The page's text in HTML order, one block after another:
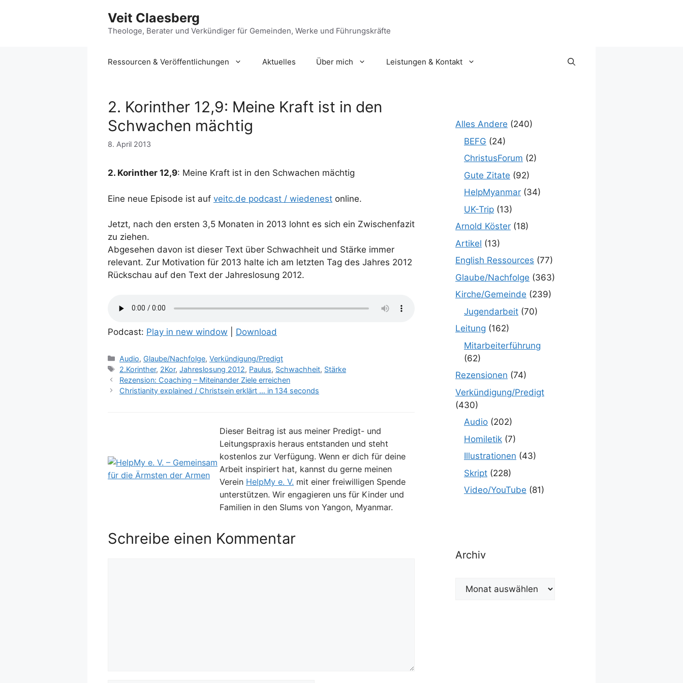
Veit Claesberg
Theologe, Berater und Verkündiger für Gemeinden, Werke und Führungskräfte
Ressourcen & Veröffentlichungen Aktuelles Über mich Leistungen & Kontakt
2. Korinther 12,9: Meine Kraft ist in den
Schwachen mächtig
8. April 2013
2. Korinther 12,9: Meine Kraft ist in den Schwachen mächtig
Eine neue Episode ist auf veitc.de podcast / wiedenest online.
Jetzt, nach den ersten 3,5 Monaten in 2013 lohnt es sich ein Zwischenfazit
zu ziehen.
Abgesehen davon ist dieser Text über Schwachheit und Stärke immer
relevant. Zur Motivation für 2013 halte ich am letzten Tag des Jahres 2012
Rückschau auf den Text der Jahreslosung 2012.
Podcast: Play in new window Download
Kategorien
Audio, Glaube/Nachfolge,Verkündigung/Predigt
Schlagwörter
2.Korinther, 2Kor,Jahreslosung 2012, Paulus, Schwachheit, Stärke
Rezension: Coaching – Miteinander Ziele erreichen
Christianity explained / Christsein erklärt … in 134 seconds
Dieser Beitrag ist aus meiner Predigt- und
Leitungspraxis heraus entstanden und steht
kostenlos zur Verfügung. Wenn er dich für deine
Arbeit inspiriert hat, kannst du gerne meinen
Verein HelpMy e. V. mit einer freiwilligen Spende
unterstützen. Wir engagieren uns für Kinder und
Familien in den Slums von Yangon, Myanmar.
Schreibe einen Kommentar
Alles Andere (240)
BEFG (24)
ChristusForum (2)
Gute Zitate (92)
HelpMyanmar (34)
UK-Trip (13)
Arnold Köster (18)
Artikel (13)
English Ressources (77)
Glaube/Nachfolge (363)
Kirche/Gemeinde (239)
Jugendarbeit (70)
Leitung (162)
Mitarbeiterführung
(62)
Rezensionen (74)
Verkündigung/Predigt
(430)
Audio (202)
Homiletik (7)
Illustrationen (43)
Skript (228)
Video/YouTube (81)
Archiv
Archiv